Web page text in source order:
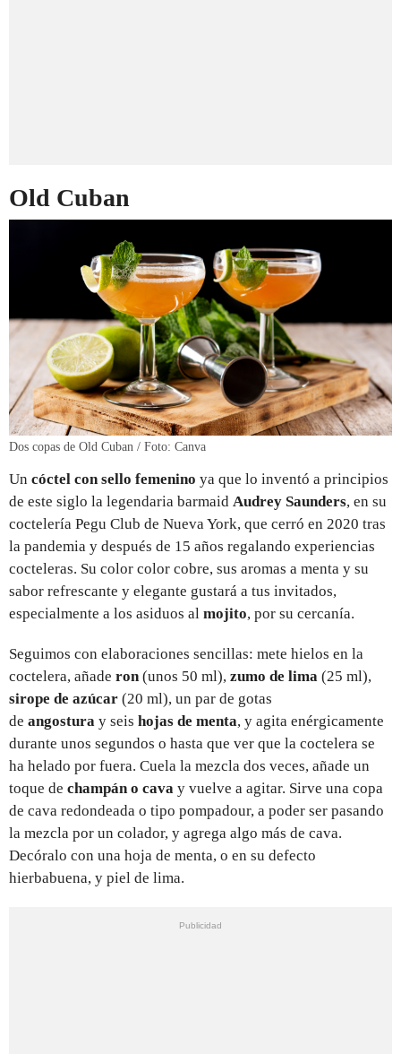
Old Cuban
Dos copas de Old Cuban / Foto: Canva
Un cóctel con sello femenino ya que lo inventó a principios
de este siglo la legendaria barmaid Audrey Saunders, en su
coctelería Pegu Club de Nueva York, que cerró en 2020 tras
la pandemia y después de 15 años regalando experiencias
cocteleras. Su color color cobre, sus aromas a menta y su
sabor refrescante y elegante gustará a tus invitados,
especialmente a los asiduos al mojito, por su cercanía.
Seguimos con elaboraciones sencillas: mete hielos en la
coctelera, añade ron (unos 50 ml), zumo de lima (25 ml),
sirope de azúcar (20 ml), un par de gotas
de angostura y seis hojas de menta, y agita enérgicamente
durante unos segundos o hasta que ver que la coctelera se
ha helado por fuera. Cuela la mezcla dos veces, añade un
toque de champán o cava y vuelve a agitar. Sirve una copa
de cava redondeada o tipo pompadour, a poder ser pasando
la mezcla por un colador, y agrega algo más de cava.
Decóralo con una hoja de menta, o en su defecto
hierbabuena, y piel de lima.